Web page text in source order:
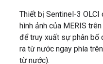
Thiết bị Sentinel-3 OLCI
hình ảnh của MERIS
để truy xuất sự phân bố
ra từ nước ngay phía
từ nước).